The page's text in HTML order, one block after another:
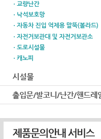
ㆍ교량난간
ㆍ낙석보호망
ㆍ자동차 진입 억제용 말뚝(볼라드)
ㆍ자전거보관대 및 자전거보관소
ㆍ도로시설물
ㆍ캐노피